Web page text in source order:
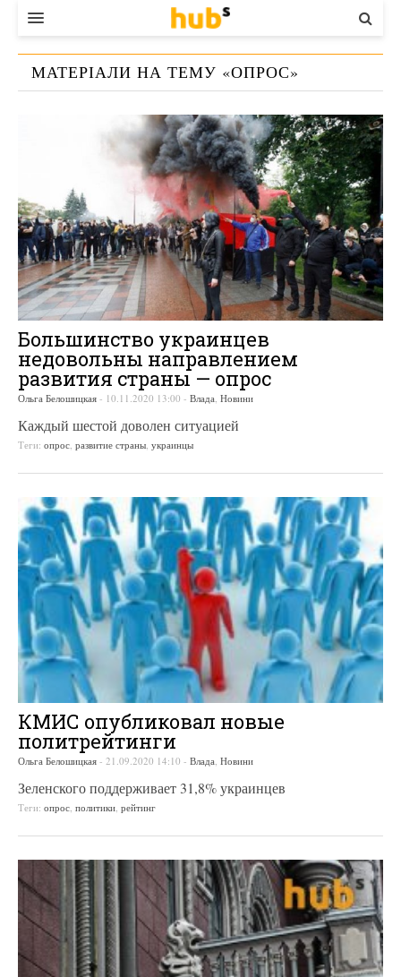
ВЛАДА
ЕКОНОМІКА
КОНТАКТИ
МАТЕРІАЛИ НА ТЕМУ «ОПРОС»
Большинство украинцев
недовольны направлением
развития страны — опрос
Ольга Белошицкая - 10.11.2020 13:00 - Влада Новини
Каждый шестой доволен ситуацией
Теги: опрос развитие страны украинцы
КМИС опубликовал новые
политрейтинги
Ольга Белошицкая - 21.09.2020 14:10 - Влада, Новини
Зеленского поддерживает 31,8% украинцев
Теги: опрос, политики, рейтинг